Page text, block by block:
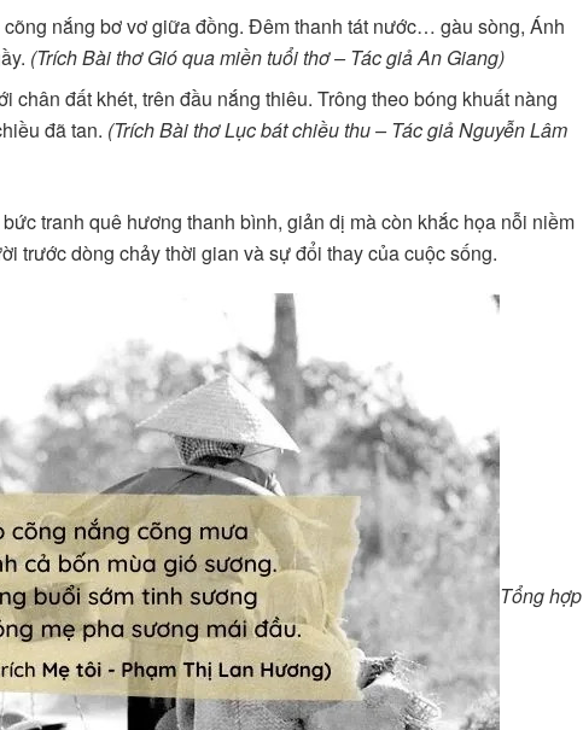
nắng bơ vơ giữa đồng. Đêm thanh tát nước… gàu sòng, Ánh
(Trích Bài thơ Gió qua miền tuổi thơ – Tác giả An Giang)
chân đất khét, trên đầu nắng thiêu. Trông theo bóng khuất nàng
đã tan. (Trích Bài thơ Lục bát chiều thu – Tác giả Nguyễn Lâm
tranh quê hương thanh bình, giản dị mà còn khắc họa nỗi niềm
trước dòng chảy thời gian và sự đổi thay của cuộc sống.
Tổng hợp